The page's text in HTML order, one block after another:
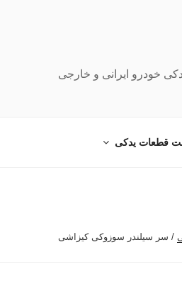
خودرو ایرانی و خارجی
قطعات یدکی
/ سر سیلندر سوزوکی کیزاشی